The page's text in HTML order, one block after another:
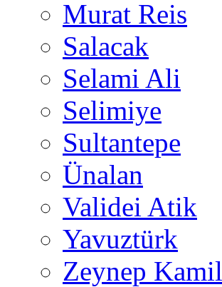
Murat Reis
Salacak
Selami Ali
Selimiye
Sultantepe
Ünalan
Validei Atik
Yavuztürk
Zeynep Kamil